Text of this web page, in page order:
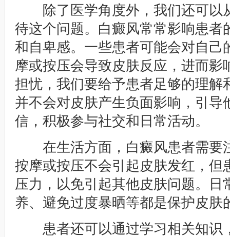
除了医学角度外，我们还可以
待这个问题。白癜风常常影响患者
和自卑感。一些患者可能会对自己
摩或按压会导致皮肤反应，进而
担忧，我们要给予患者足够的理解
并不会对皮肤产生负面影响，引导
信，积极参与社交和日常活动。
在生活方面，白癜风患者需要
按摩或按压不会引起皮肤发红，但
压力，以免引起其他皮肤问题。
养、避免过度暴晒等都是保护皮肤
患者还可以通过学习相关知识